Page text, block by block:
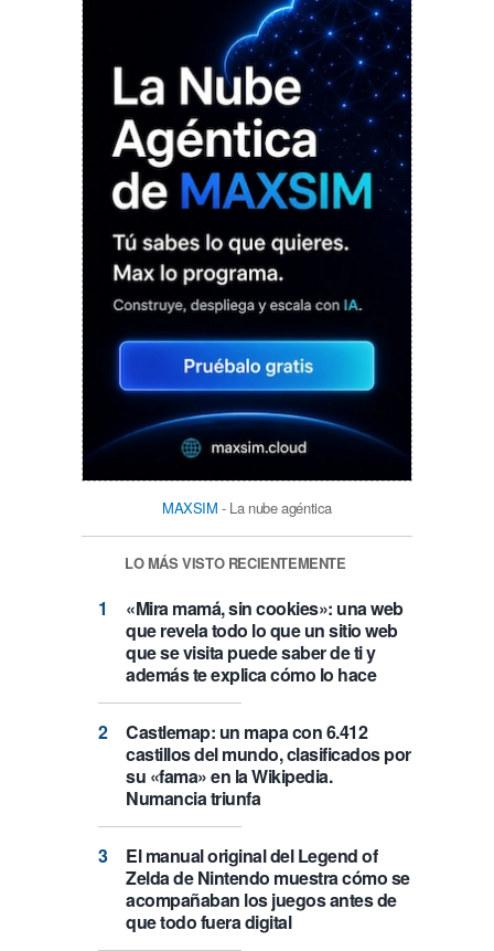
MAXSIM - La nube agéntica
LO MÁS VISTO RECIENTEMENTE
«Mira mamá, sin cookies»: una web
que revela todo lo que un sitio web
que se visita puede saber de ti y
además te explica cómo lo hace
Castlemap: un mapa con 6.412
castillos del mundo, clasificados por
su «fama» en la Wikipedia.
Numancia triunfa
El manual original del Legend of
Zelda de Nintendo muestra cómo se
acompañaban los juegos antes de
que todo fuera digital